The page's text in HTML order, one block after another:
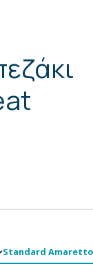
Standard Amaretto